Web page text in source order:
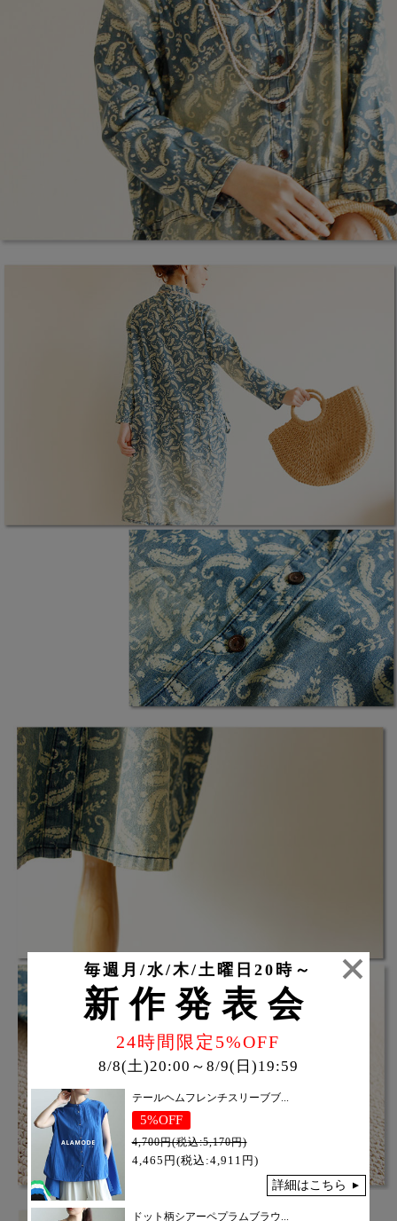
毎週月/水/木/土曜日20時～
新作発表会
24時間限定5%OFF
8/8(土)20:00～8/9(日)19:59
テールヘムフレンチスリーブブ...
5%OFF
4,700円(税込:5,170円)
4,465円(税込:4,911円)
詳細はこちら
ドット柄シアーペプラムブラウ...